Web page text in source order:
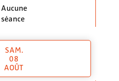
Aucune
séance
SAM.
08
AOÛT